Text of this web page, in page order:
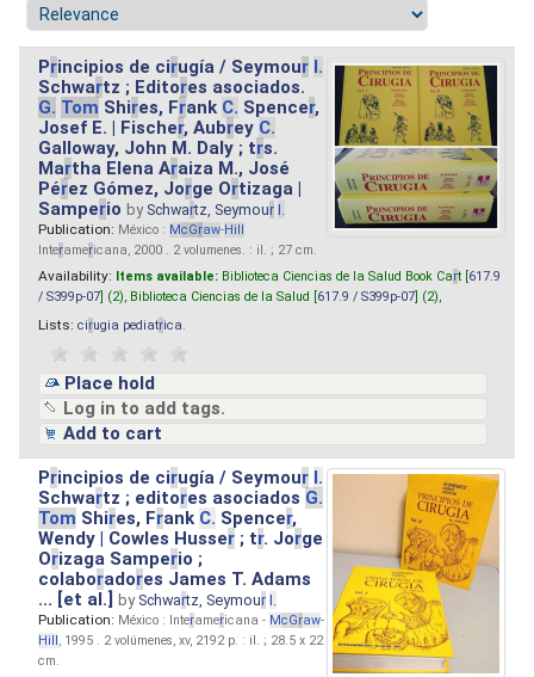
Principios de cirugía / Seymour I.
Schwartz ; Editores asociados.
G. Tom Shires, Frank C. Spencer,
Josef E. | Fischer, Aubrey C.
Galloway, John M. Daly ; trs.
Martha Elena Araiza M., José
Pérez Gómez, Jorge Ortizaga |
Samperio by Schwartz, Seymour I.
Publication: México : McGraw-Hill
Interamericana, 2000 . 2 volumenes. : il. ; 27 cm.
Availability: Items available: Biblioteca Ciencias de la Salud Book Cart [ 617.9
/ S399p-07 ] (2), Biblioteca Ciencias de la Salud [ 617.9 / S399p-07 ] (2),
Lists: cirugia pediatrica
Place hold
Log in to add tags.
Add to cart
Principios de cirugía / Seymour I.
Schwartz ; editores asociados G.
Tom Shires, Frank C. Spencer,
Wendy | Cowles Husser ; tr. Jorge
Orizaga Samperio ;
colaboradores James T. Adams
... [et al.]by Schwartz, Seymour I.
Publication: México : Interamericana - McGraw-
Hill, 1995 . 2 volúmenes, xv, 2192 p. : il. ; 28.5 x 22
cm.